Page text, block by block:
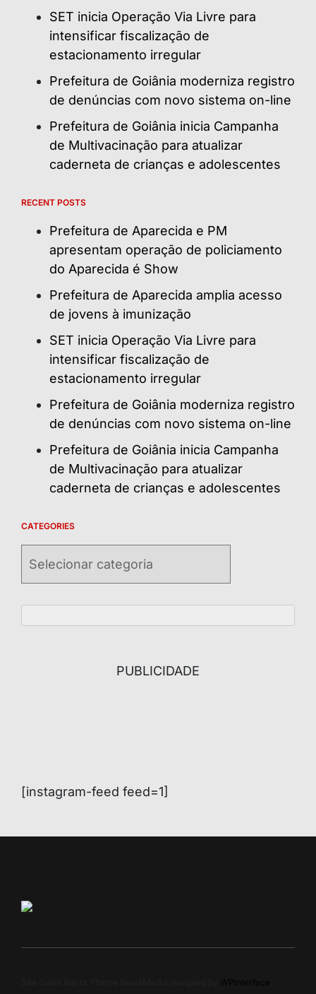
SET inicia Operação Via Livre para
intensificar fiscalização de
estacionamento irregular
Prefeitura de Goiânia moderniza registro
de denúncias com novo sistema on-line
Prefeitura de Goiânia inicia Campanha
de Multivacinação para atualizar
caderneta de crianças e adolescentes
RECENT POSTS
Prefeitura de Aparecida e PM
apresentam operação de policiamento
do Aparecida é Show
Prefeitura de Aparecida amplia acesso
de jovens à imunização
SET inicia Operação Via Livre para
intensificar fiscalização de
estacionamento irregular
Prefeitura de Goiânia moderniza registro
de denúncias com novo sistema on-line
Prefeitura de Goiânia inicia Campanha
de Multivacinação para atualizar
caderneta de crianças e adolescentes
CATEGORIES
PUBLICIDADE
[instagram-feed feed=1]